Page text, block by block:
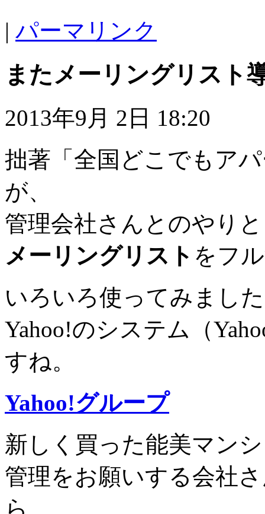
| パーマリンク
またメーリングリスト
2013年9月 2日 18:20
拙著「全国どこでもア
が、
管理会社さんとのやり
メーリングリスト をフ
いろいろ使ってみまし
Yahoo!のシステム（
すね。
Yahoo!グループ
新しく買った能美マン
管理をお願いする会社
ら、